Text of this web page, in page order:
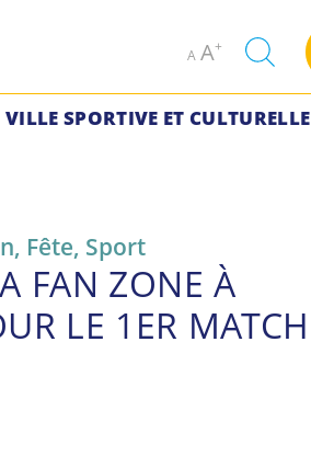
A
Decrease
font
AIncrease
size.
VILLE SPORTIVE ET CULTURELLE
, Fête, Sport
FAN ZONE À
LE 1ER MATCH